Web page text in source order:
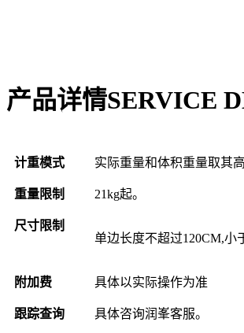
产品详情SERVICE
计重模式 实际重量和体积重量取其高
重量限制 21kg起。
尺寸限制
单边长度不超过120CM,小
附加费 具体以实际操作为准
跟踪查询 具体咨询润峯客服。